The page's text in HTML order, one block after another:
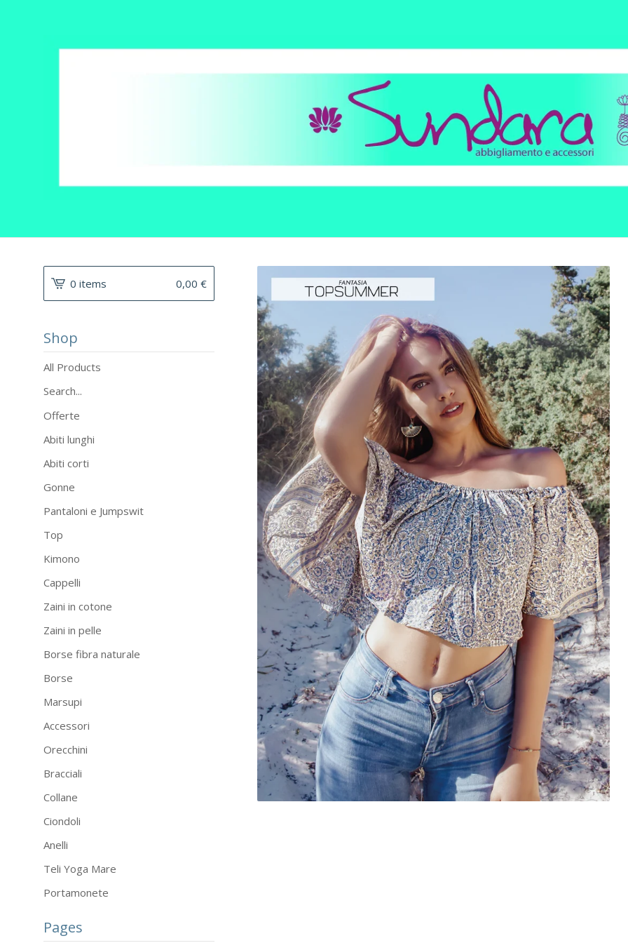
0 items 0,00 €
Shop
All Products
Search...
Offerte
Abiti lunghi
Abiti corti
Gonne
Pantaloni e Jumpswit
Top
Kimono
Cappelli
Zaini in cotone
Zaini in pelle
Borse fibra naturale
Borse
Marsupi
Accessori
Orecchini
Bracciali
Collane
Ciondoli
Anelli
Teli Yoga Mare
Portamonete
Pages